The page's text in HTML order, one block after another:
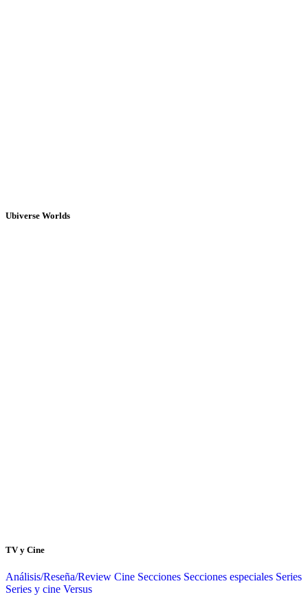
Ubiverse Worlds
TV y Cine
Análisis/Reseña/Review Cine Secciones Secciones especiales Series
Series y cine Versus